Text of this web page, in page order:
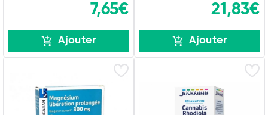
7,65€
Ajouter
21,83€
Ajouter